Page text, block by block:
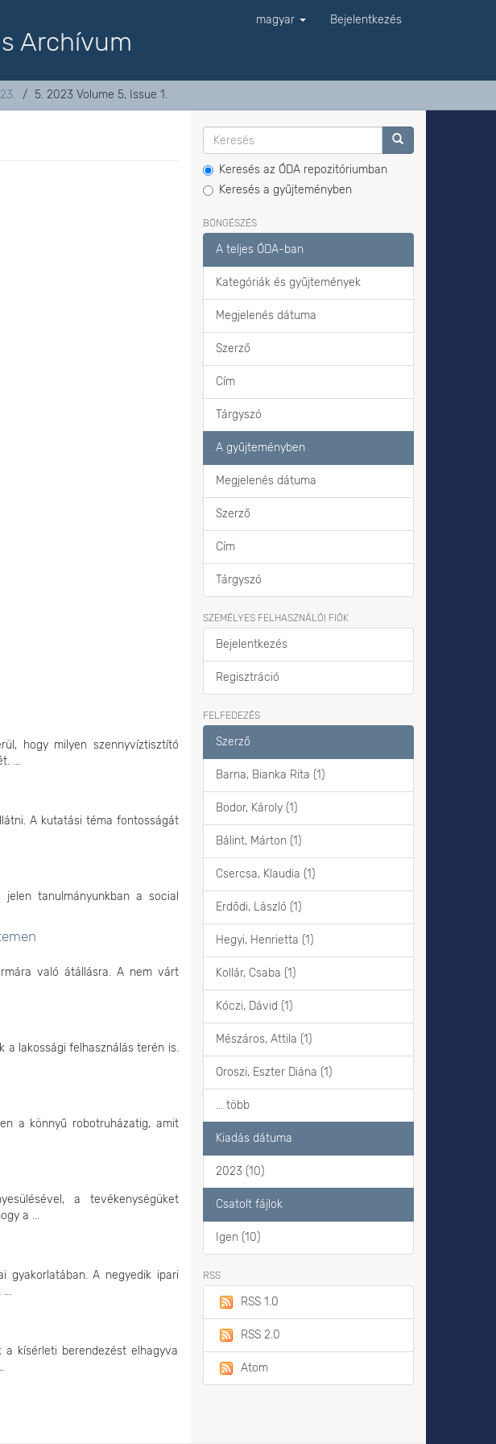
Archívum
magyar Bejelentkezés
5. 2023 Volume 5, Issue 1.
hogy milyen szennyvíztisztító
...
A kutatási téma fontosságát
tanulmányunkban a social
való átállásra. A nem várt
a lakossági felhasználás terén is.
a könnyű robotruházatig, amit
a tevékenységüket
a ...
gyakorlatában. A negyedik ipari
kísérleti berendezést elhagyva
Keresés az ÓDA repozitóriumban
Keresés a gyűjteményben
BÖNGÉSZÉS
A teljes ÓDA-ban
Kategóriák és gyűjtemények
Megjelenés dátuma
Szerző
Cím
Tárgyszó
A gyűjteményben
Megjelenés dátuma
Szerző
Cím
Tárgyszó
SZEMÉLYES FELHASZNÁLÓI FIÓK
Bejelentkezés
Regisztráció
FELFEDEZÉS
Szerző
Barna, Bianka Rita (1)
Bodor, Károly (1)
Bálint, Márton (1)
Csercsa, Klaudia (1)
Erdődi, László (1)
Hegyi, Henrietta (1)
Kollár, Csaba (1)
Kóczi, Dávid (1)
Mészáros, Attila (1)
Oroszi, Eszter Diána (1)
... több
Kiadás dátuma
2023 (10)
Csatolt fájlok
Igen (10)
RSS
RSS 1.0
RSS 2.0
Atom